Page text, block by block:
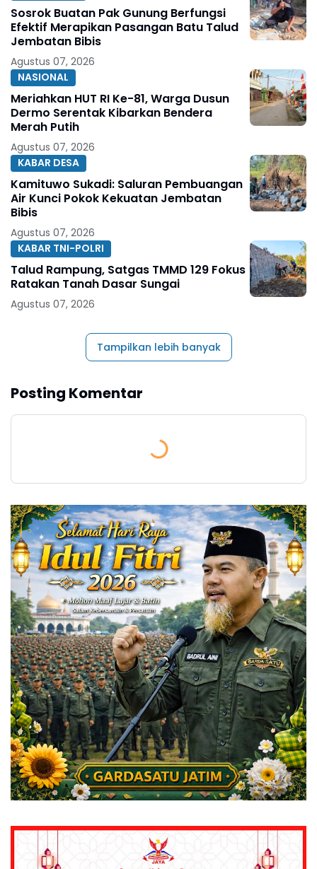
Sosrok Buatan Pak Gunung Berfungsi
Efektif Merapikan Pasangan Batu Talud
Jembatan Bibis
Agustus 07, 2026
NASIONAL
Meriahkan HUT RI Ke-81, Warga Dusun
Dermo Serentak Kibarkan Bendera
Merah Putih
Agustus 07, 2026
KABAR DESA
Kamituwo Sukadi: Saluran Pembuangan
Air Kunci Pokok Kekuatan Jembatan
Bibis
Agustus 07, 2026
KABAR TNI-POLRI
Talud Rampung, Satgas TMMD 129 Fokus
Ratakan Tanah Dasar Sungai
Agustus 07, 2026
Tampilkan lebih banyak
Posting Komentar